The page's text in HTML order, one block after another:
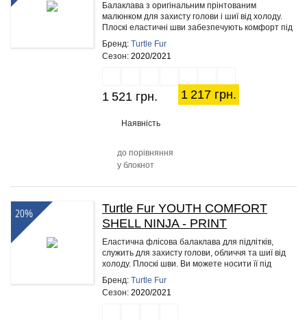
Балаклава з оригінальним прінтованим
малюнком для захисту голови і шиї від холоду.
Плоскі еластичні шви забезпечують комфорт під
час занять спортом. Ви можете…
Бренд: Turtle Fur
Сезон: 2020/2021
1 521 грн. 1 217 грн.
Наявність
до порівняння
у блокнот
20%
Turtle Fur YOUTH COMFORT
SHELL NINJA - PRINT
Еластична флісова балаклава для підлітків,
служить для захисту голови, обличчя та шиї від
холоду. Плоскі шви. Ви можете носити її під
шапку, шолом або…
Бренд: Turtle Fur
Сезон: 2020/2021